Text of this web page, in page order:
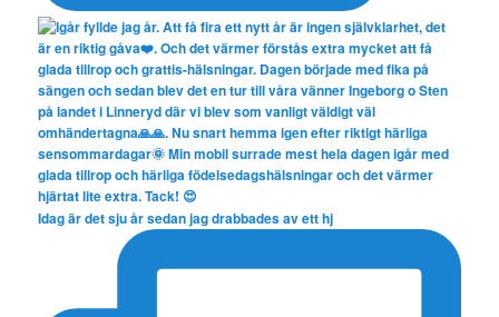
Idag är det sju år sedan jag drabbades av ett hj